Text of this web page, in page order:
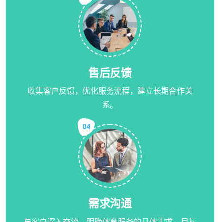
售后反馈
收集客户反馈，优化服务流程，建立长期合作关
系。
04
需求沟通